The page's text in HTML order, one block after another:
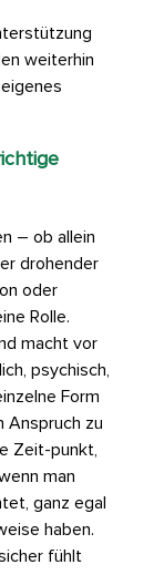
weiterhin
– ob allein
drohender
oder
Rolle.
macht vor
psychisch,
Form
Anspruch zu
Zeit-punkt,
man
ganz egal
haben.
fühlt